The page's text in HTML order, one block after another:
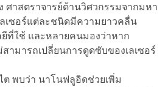
ศาสตราจารย์ด้านวิศวกรรมจากมหา
เซอร์แต่ละชนิดมีความยาวคลื่น
ที่ใช้ และหลายคนมองว่าหาก
ามารถเปลี่ยนการดูดซับของเลเซอร์
พบว่า นาโนฟลูอิดช่วยเพิ่ม